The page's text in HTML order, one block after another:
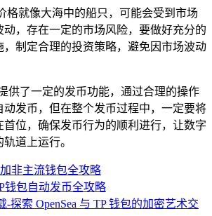
格就像大海中的船只，可能会受到市场
动，存在一定的市场风险，要做好充分的
，制定合理的投资策略，避免因市场波动
供了一定的发币功能，通过合理的操作
动发币，但在整个发币过程中，一定要将
首位，确保发币行为的顺利进行，让数字
道上运行。
非主流钱包全攻略
钱包自动发币全攻略
-探索 OpenSea 与 TP 钱包的加密艺术交